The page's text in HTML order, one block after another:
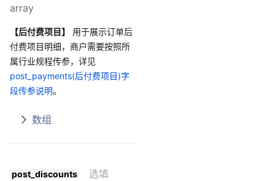
array
【后付费项目】
用于展示订单后
付费项目明细，商户需要按照所
属行业规程传参，详见
post_payments(后付费项目)字
段传参说明。
数组
post_discounts
选填